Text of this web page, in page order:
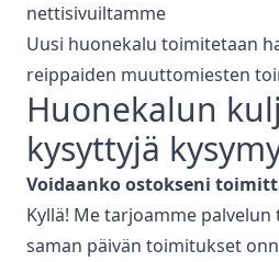
nettisivuiltamme
Uusi huonekalu toimitetaan
reippaiden muuttomiesten
Huonekalun
kysyttyjä
Voidaanko ostokseni
Kyllä! Me tarjoamme
saman päivän toimitukset